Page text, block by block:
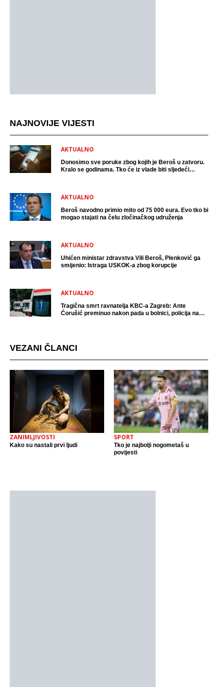
NAJNOVIJE VIJESTI
AKTUALNO
Donosimo sve poruke zbog kojih je Beroš u zatvoru.
Kralo se godinama. Tko će iz vlade biti sljedeći
AKTUALNO
Beroš navodno primio mito od 75 000 eura. Evo tko bi
mogao stajati na čelu zločinačkog udruženja
AKTUALNO
Uhićen ministar zdravstva Vili Beroš, Plenković ga
smijenio: Istraga USKOK-a zbog korupcije
AKTUALNO
Tragična smrt ravnatelja KBC-a Zagreb: Ante
Ćorušić preminuo nakon pada u bolnici, policija na
VEZANI ČLANCI
ZANIMLJIVOSTI
Kako su nastali prvi ljudi
SPORT
Tko je najbolji nogometaš u
povijesti